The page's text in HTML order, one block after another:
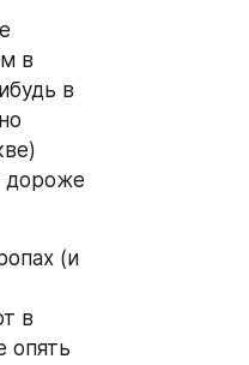
в
в
дороже
(и
в
опять